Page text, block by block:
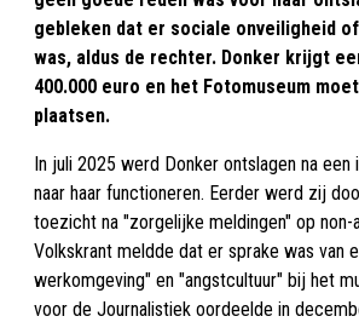
gebleken dat er sociale onveiligheid
was, aldus de rechter. Donker krijgt
400.000 euro en het Fotomuseum
plaatsen.
In juli 2025 werd Donker ontslagen na
naar haar functioneren. Eerder werd zij
toezicht na "zorgelijke meldingen" op
Volkskrant meldde dat er sprake was van
werkomgeving" en "angstcultuur" bij het
voor de Journalistiek oordeelde in